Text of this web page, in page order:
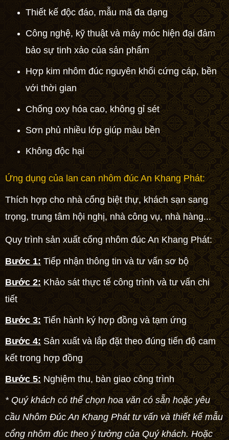
Thiết kế độc đáo, mẫu mã đa dạng
Công nghệ, kỹ thuật và máy móc hiện đại đảm
bảo sự tinh xảo của sản phẩm
Hợp kim nhôm đúc nguyên khối cứng cáp, bền
với thời gian
Chống oxy hóa cao, không gỉ sét
Sơn phủ nhiều lớp giúp màu bền
Không độc hại
Ứng dụng của lan can nhôm đúc An Khang Phát:
Thích hợp cho nhà cổng biệt thự, khách sạn sang
trọng, trung tâm hội nghị, nhà công vụ, nhà hàng...
Quy trình sản xuất cổng nhôm đúc An Khang Phát:
Bước 1: Tiếp nhận thông tin và tư vấn sơ bộ
Bước 2: Khảo sát thực tế công trình và tư vấn chi
tiết
Bước 3: Tiến hành ký hợp đồng và tạm ứng
Bước 4: Sản xuất và lắp đặt theo đúng tiến độ cam
kết trong hợp đồng
Bước 5: Nghiệm thu, bàn giao công trình
* Quý khách có thể chọn hoa văn có sẵn hoặc yêu
cầu Nhôm Đúc An Khang Phát tư vấn và thiết kếmẫu
cổng nhôm đúc theo ý tưởng của Quý khách. Hoặc